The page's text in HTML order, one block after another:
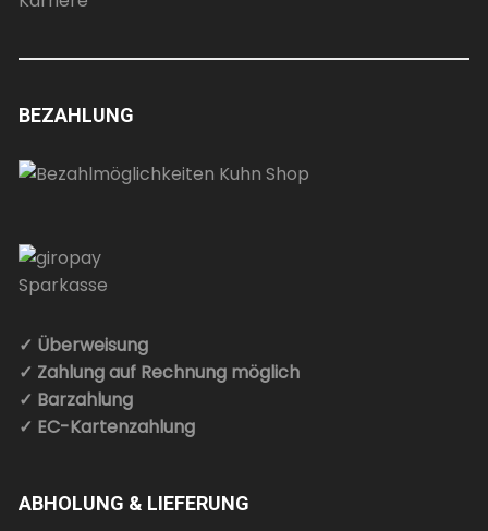
BEZAHLUNG
✓ Überweisung
✓ Zahlung auf Rechnung möglich
✓ Barzahlung
✓ EC-Kartenzahlung
ABHOLUNG & LIEFERUNG